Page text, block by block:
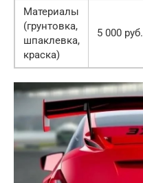
Материалы
(грунтовка,
шпаклевка,
краска)
5 000 руб.